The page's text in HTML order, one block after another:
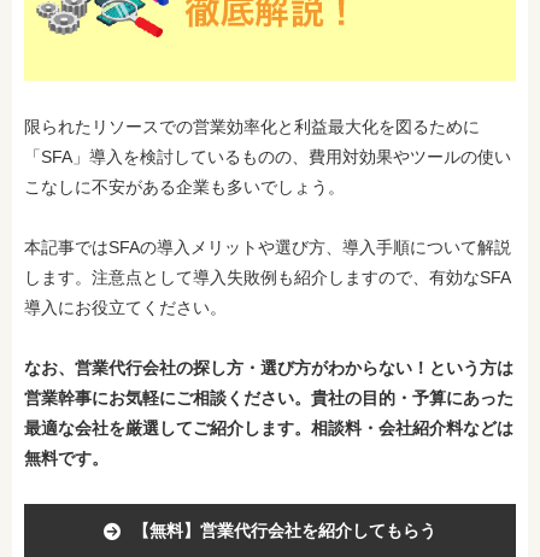
限られたリソースでの営業効率化と利益最大化を図るために
「SFA」導入を検討しているものの、費用対効果やツールの使い
こなしに不安がある企業も多いでしょう。
本記事ではSFAの導入メリットや選び方、導入手順について解説
します。注意点として導入失敗例も紹介しますので、有効なSFA
導入にお役立てください。
なお、営業代行会社の探し方・選び方がわからない！という方は
営業幹事にお気軽にご相談ください。貴社の目的・予算にあった
最適な会社を厳選してご紹介します。相談料・会社紹介料などは
無料です。
【無料】営業代行会社を紹介してもらう